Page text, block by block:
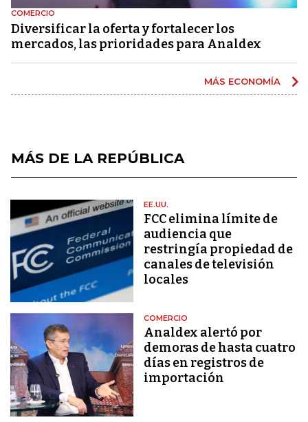
COMERCIO
Diversificar la oferta y fortalecer los
mercados, las prioridades para Analdex
MÁS ECONOMÍA
MÁS DE LA REPÚBLICA
EE.UU.
FCC elimina límite de
audiencia que
restringía propiedad de
canales de televisión
locales
COMERCIO
Analdex alertó por
demoras de hasta cuatro
días en registros de
importación